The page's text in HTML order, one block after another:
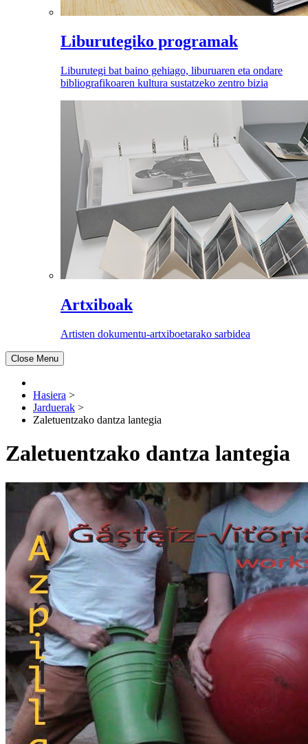
Liburutegiko programak
Liburutegi bat baino gehiago, liburuaren eta ondare
bibliografikoaren kultura sustatzeko zentro bizia
Artxiboak
Artisten dokumentu-artxiboetarako sarbidea
Close Menu
Hasiera >
Jarduerak >
Zaletuentzako dantza lantegia
Zaletuentzako dantza lantegia